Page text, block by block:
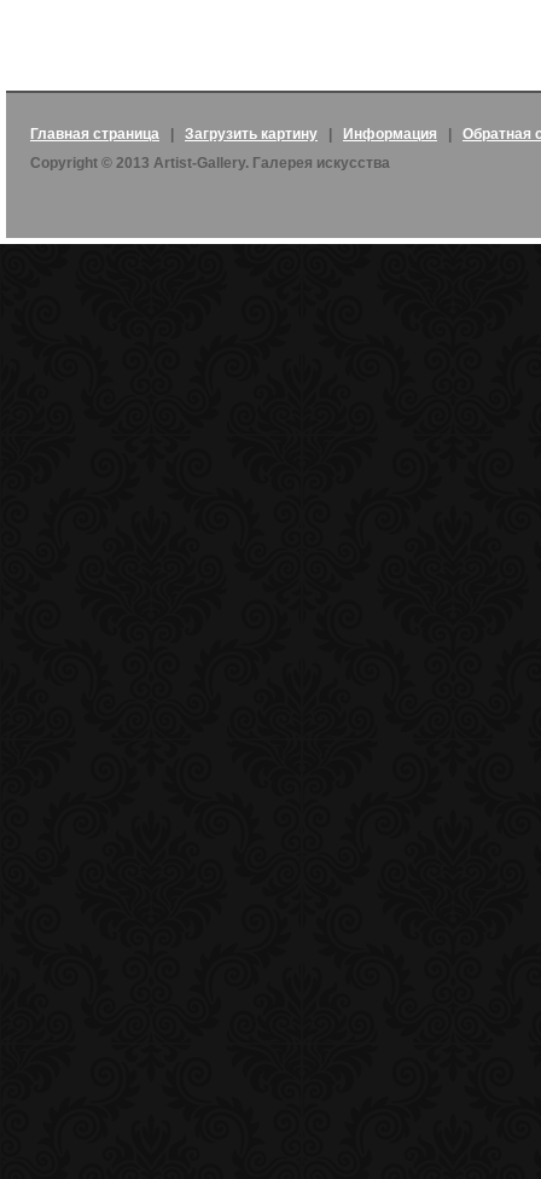
Главная страница Загрузить картину Информация
Обратная
Copyright © 2013 Artist-Gallery. Галерея искусства